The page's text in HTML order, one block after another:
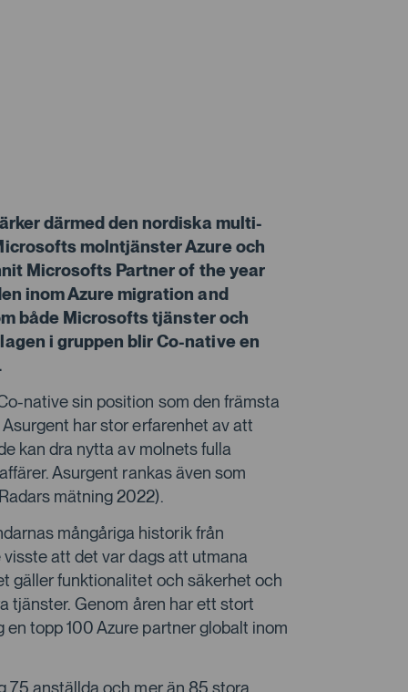
därmed den nordiska multi-
molntjänster Azure och
Microsofts Partner of the year
inom Azure migration and
både Microsofts tjänster och
i gruppen blir Co-native en
native sin position som den främsta
har stor erfarenhet av att
kan dra nytta av molnets fulla
Asurgent rankas även som
mätning 2022).
mångåriga historik från
att det var dags att utmana
gäller funktionalitet och säkerhet och
tjänster. Genom åren har ett stort
topp 100 Azure partner globalt inom
75 anställda och mer än 85 stora